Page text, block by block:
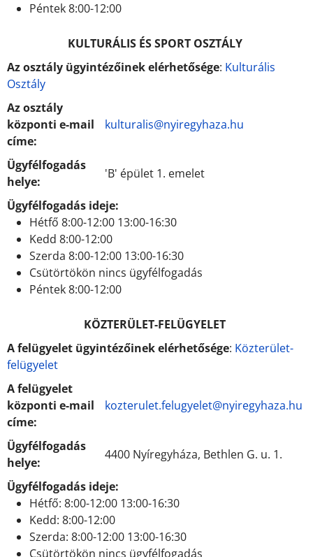
Péntek 8:00-12:00
KULTURÁLIS ÉS SPORT OSZTÁLY
Az osztály ügyintézőinek elérhetősége: Kulturális
Osztály
Az osztály
központi e-mail
címe:
kulturalis@nyiregyhaza.hu
Ügyfélfogadás
helye:
'B' épület 1. emelet
Ügyfélfogadás ideje:
Hétfő 8:00-12:00 13:00-16:30
Kedd 8:00-12:00
Szerda 8:00-12:00 13:00-16:30
Csütörtökön nincs ügyfélfogadás
Péntek 8:00-12:00
KÖZTERÜLET-FELÜGYELET
A felügyelet ügyintézőinek elérhetősége: Közterület-
felügyelet
A felügyelet
központi e-mail
címe:
kozterulet.felugyelet@nyiregyhaza.hu
Ügyfélfogadás
helye:
4400 Nyíregyháza, Bethlen G. u. 1.
Ügyfélfogadás ideje:
Hétfő: 8:00-12:00 13:00-16:30
Kedd: 8:00-12:00
Szerda: 8:00-12:00 13:00-16:30
Csütörtökön nincs ügyfélfogadás